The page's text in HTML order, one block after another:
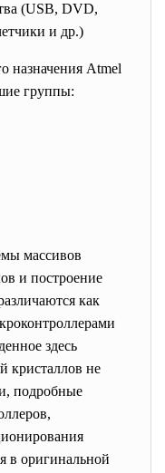
(USB, DVD,
и др.)
назначения Atmel
группы:
массивов
и построение
как
здесь
кристаллов не
подробные
в оригинальной